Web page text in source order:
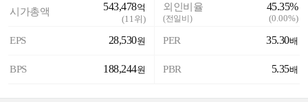
시가총액 543,478억
(11위)
EPS 28,530원
BPS 188,244원
외인비율
(전일비)
45.35%
(0.00%)
PER 35.30배
PBR 5.35배